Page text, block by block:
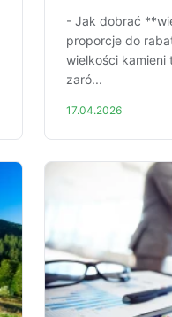
- Jak dobrać
proporcje do
wielkości
zaró...
17.04.2026